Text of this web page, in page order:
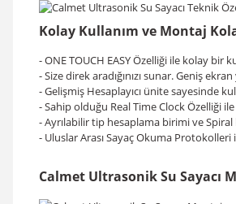
Kolay Kullanım ve Montaj
- ONE TOUCH EASY Özelliği ile kolay bir
- Size direk aradığınızı sunar. Geniş
- Gelişmiş Hesaplayıcı ünite sayesinde
- Sahip olduğu Real Time Clock Özelliği
- Ayrılabilir tip hesaplama birimi ve
- Uluslar Arası Sayaç Okuma
Calmet Ultrasonik Su Sayacı